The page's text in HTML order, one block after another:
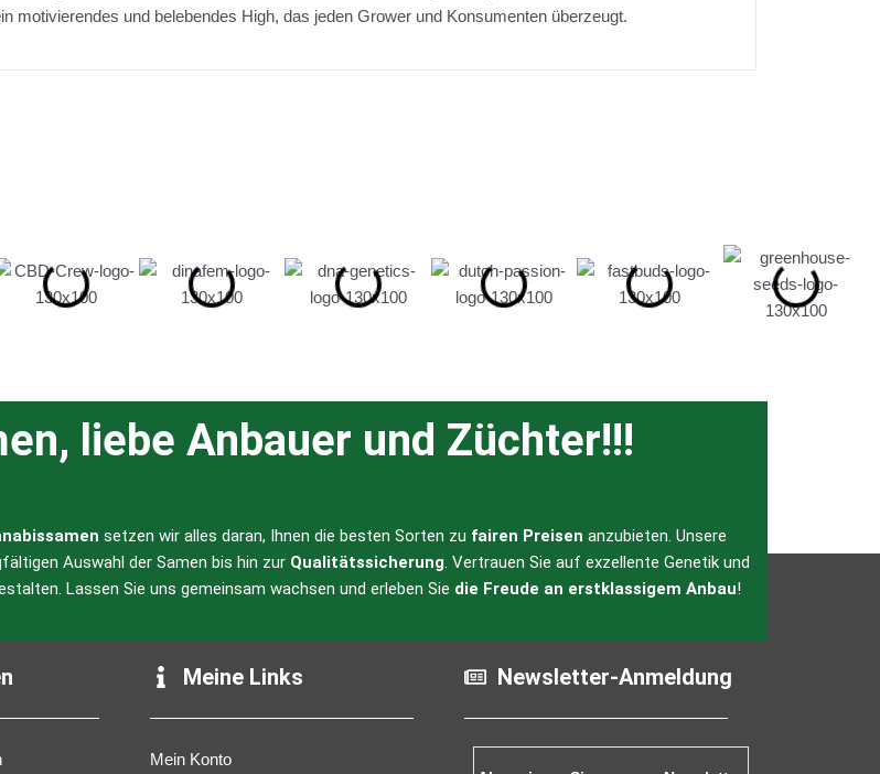
motivierendes und belebendes High, das jeden Grower und Konsumenten überzeugt.
liebe Anbauer und Züchter!!!
setzen wir alles daran, Ihnen die besten Sorten zu fairen Preisen anzubieten. Unsere
Auswahl der Samen bis hin zur Qualitätssicherung. Vertrauen Sie auf exzellente Genetik und
Lassen Sie uns gemeinsam wachsen und erleben Sie die Freude an erstklassigem Anbau!
Meine Links
Mein Konto
Newsletter-Anmeldung